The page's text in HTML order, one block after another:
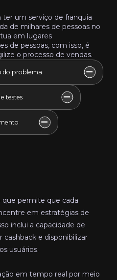
um serviço de franquia
de milhares de pessoas no
em lugares
de pessoas, com isso, é
o processo de vendas.
do problema
testes
que permite que cada
em estratégias de
inclui a capacidade de
e disponibilizar
usuários.
em tempo real por meio